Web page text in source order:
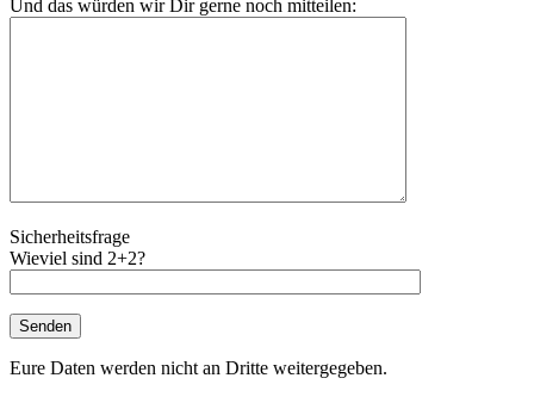
Und das würden wir Dir gerne noch mitteilen:
Sicherheitsfrage
Wieviel sind 2+2?
Eure Daten werden nicht an Dritte weitergegeben.